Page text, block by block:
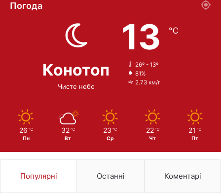
Погода
Конотоп
Чисте небо
13 ℃
26º - 13º
81%
2.73 км/г
26 ℃
Пн
32 ℃
Вт
23 ℃
Ср
22 ℃
Чт
21 ℃
Пт
Популярні Останні Коментарі